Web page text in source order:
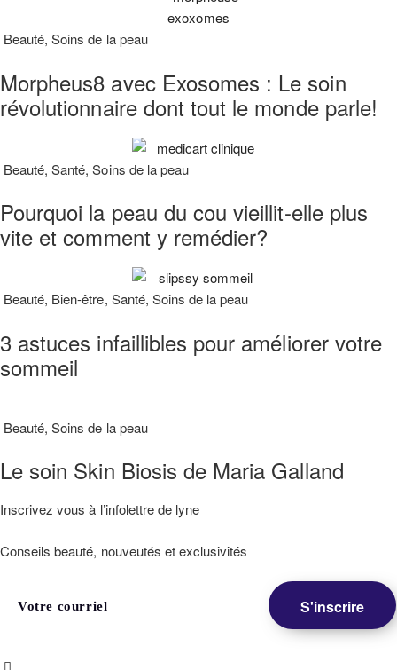
Beauté,Soins de la peau
Morpheus8 avec Exosomes : Le soin
révolutionnaire dont tout le monde parle!
Beauté,Santé,Soins de la peau
Pourquoi la peau du cou vieillit-elle plus
vite et comment y remédier?
Beauté, Bien-être, Santé, Soins de la peau
3 astuces infaillibles pour améliorer votre
sommeil
Beauté,Soins de la peau
Le soin Skin Biosis de Maria Galland
Inscrivez vous à l’infolettre de lyne
Conseils beauté, nouveutés et exclusivités